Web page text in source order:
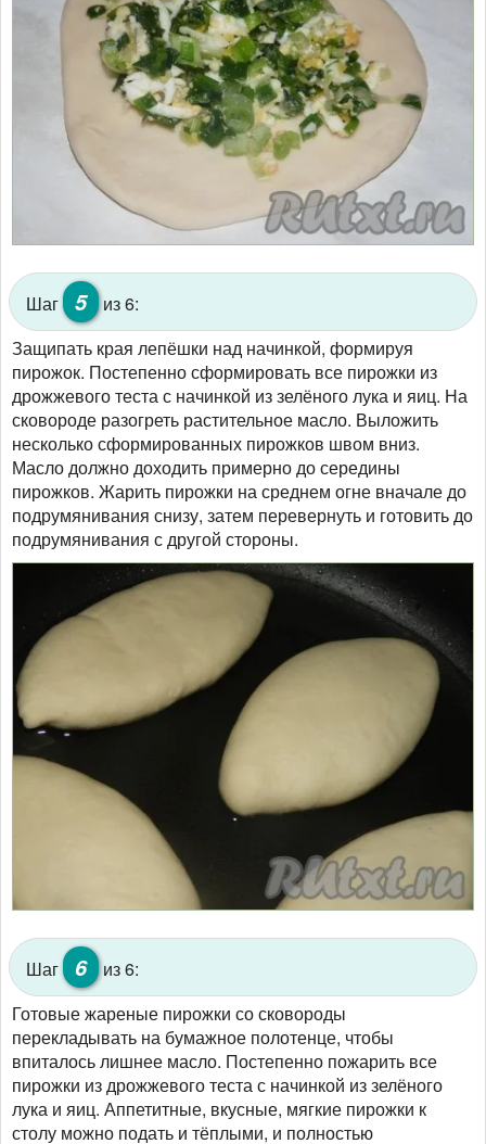
Шаг 5
из 6:
Защипать края лепёшки над начинкой, формируя
пирожок. Постепенно сформировать все пирожки из
дрожжевого теста с начинкой из зелёного лука и яиц. На
сковороде разогреть растительное масло. Выложить
несколько сформированных пирожков швом вниз.
Масло должно доходить примерно до середины
пирожков. Жарить пирожки на среднем огне вначале до
подрумянивания снизу, затем перевернуть и готовить до
подрумянивания с другой стороны.
Шаг 6
из 6:
Готовые жареные пирожки со сковороды
перекладывать на бумажное полотенце, чтобы
впиталось лишнее масло. Постепенно пожарить все
пирожки из дрожжевого теста с начинкой из зелёного
лука и яиц. Аппетитные, вкусные, мягкие пирожки к
столу можно подать и тёплыми, и полностью